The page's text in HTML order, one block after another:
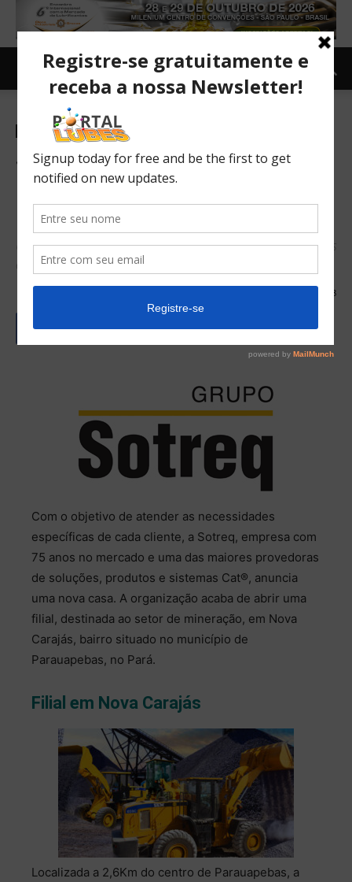
Manutenção e Lubrificação
Sotreq inaugura filial de
mineração em nova Carajás
(PA).
Unidade é destinada aos serviços de Oficina de Implementos
e Centro de Treinamento para o setor
588
Com o objetivo de atender as necessidades
específicas de cada cliente, a Sotreq, empresa com
75 anos no mercado e uma das maiores provedoras
de soluções, produtos e sistemas Cat®, anuncia
uma nova casa. A organização acaba de abrir uma
filial, destinada ao setor de mineração, em Nova
Carajás, bairro situado no município de
Parauapebas, no Pará.
Filial em Nova Carajás
Localizada a 2,6Km do centro de Parauapebas, a